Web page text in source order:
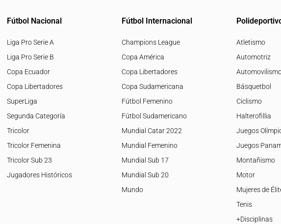
Fútbol Nacional
Liga Pro Serie A
Liga Pro Serie B
Copa Ecuador
Copa Libertadores
SuperLiga
Segunda Categoría
Tricolor
Tricolor Femenina
Tricolor Sub 23
Jugadores Históricos
Fútbol Internacional
Champions League
Copa América
Copa Libertadores
Copa Sudamericana
Fútbol Femenino
Fútbol Sudamericano
Mundial Catar 2022
Mundial Femenino
Mundial Sub 17
Mundial Sub 20
Mundo
Atletismo
Automotriz
Básquetbol
Ciclismo
Halterofillia
Juegos
Juegos
Montañismo
Motor
Mujeres de
Tenis
+Disciplinas